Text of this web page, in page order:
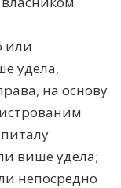
или
удела,
на основу
више удела;
непосредно